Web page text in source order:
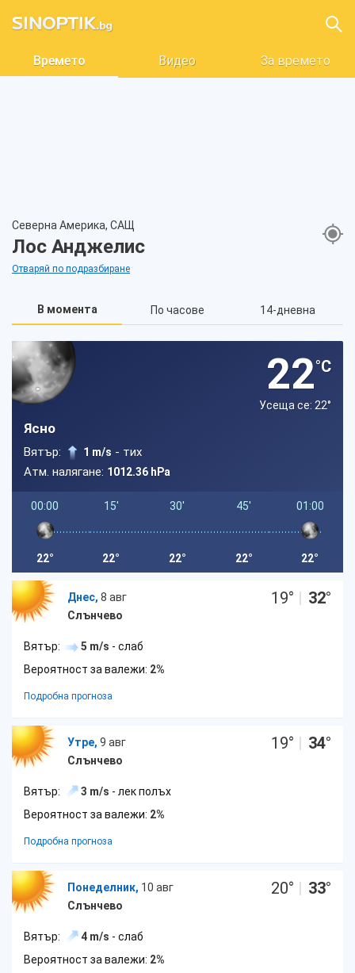
Времето Видео За времето
Северна Америка, САЩ
Лос Анджелис
Отваряй по подразбиране
В момента По часове 14-дневна
22°C
Усеща се: 22°
Ясно
Вятър: 1 m/s - тих
Атм. налягане: 1012.36 hPa
00:00
22°
15'
22°
30'
22°
45'
22°
01:00
22°
Днес, 8 авг
Слънчево
19° | 32°
Вятър: 5 m/s - слаб
Вероятност за валежи: 2%
Подробна прогноза
Утре, 9 авг
Слънчево
19° | 34°
Вятър: 3 m/s - лек полъх
Вероятност за валежи: 2%
Подробна прогноза
Понеделник, 10 авг
Слънчево
20° | 33°
Вятър: 4 m/s - слаб
Вероятност за валежи: 2%